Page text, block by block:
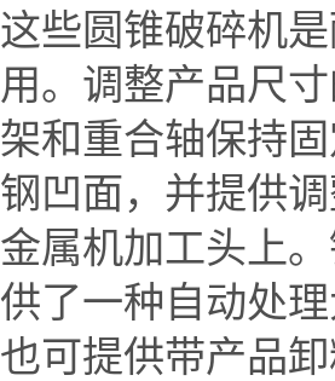
这些圆锥破碎机
用。调整产品尺
架和重合轴保持
钢凹面，并提供
金属机加工头上
供了一种自动处
也可提供带产品